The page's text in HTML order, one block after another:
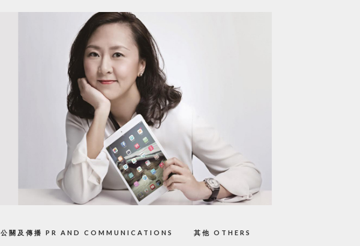
公關及傳播 PR AND COMMUNICATIONS 其他 OTHERS